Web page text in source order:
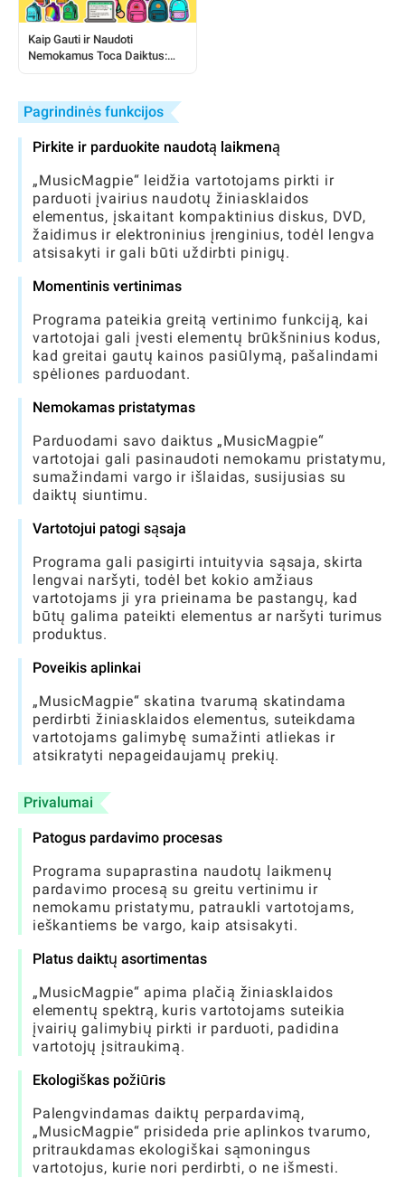
Kaip Gauti ir Naudoti
Nemokamus Toca Daiktus:
Pagrindinės funkcijos
Pirkite ir parduokite naudotą laikmeną
„MusicMagpie“ leidžia vartotojams pirkti ir
parduoti įvairius naudotų žiniasklaidos
elementus, įskaitant kompaktinius diskus, DVD,
žaidimus ir elektroninius įrenginius, todėl lengva
atsisakyti ir gali būti uždirbti pinigų.
Momentinis vertinimas
Programa pateikia greitą vertinimo funkciją, kai
vartotojai gali įvesti elementų brūkšninius kodus,
kad greitai gautų kainos pasiūlymą, pašalindami
spėliones parduodant.
Nemokamas pristatymas
Parduodami savo daiktus „MusicMagpie“
vartotojai gali pasinaudoti nemokamu pristatymu,
sumažindami vargo ir išlaidas, susijusias su
daiktų siuntimu.
Vartotojui patogi sąsaja
Programa gali pasigirti intuityvia sąsaja, skirta
lengvai naršyti, todėl bet kokio amžiaus
vartotojams ji yra prieinama be pastangų, kad
būtų galima pateikti elementus ar naršyti turimus
produktus.
Poveikis aplinkai
„MusicMagpie“ skatina tvarumą skatindama
perdirbti žiniasklaidos elementus, suteikdama
vartotojams galimybę sumažinti atliekas ir
atsikratyti nepageidaujamų prekių.
Privalumai
Patogus pardavimo procesas
Programa supaprastina naudotų laikmenų
pardavimo procesą su greitu vertinimu ir
nemokamu pristatymu, patraukli vartotojams,
ieškantiems be vargo, kaip atsisakyti.
Platus daiktų asortimentas
„MusicMagpie“ apima plačią žiniasklaidos
elementų spektrą, kuris vartotojams suteikia
įvairių galimybių pirkti ir parduoti, padidina
vartotojų įsitraukimą.
Ekologiškas požiūris
Palengvindamas daiktų perpardavimą,
„MusicMagpie“ prisideda prie aplinkos tvarumo,
pritraukdamas ekologiškai sąmoningus
vartotojus, kurie nori perdirbti, o ne išmesti.